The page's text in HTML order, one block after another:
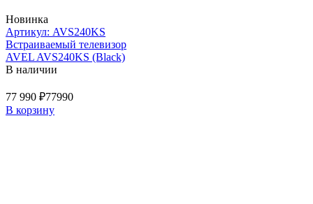
Новинка
Артикул: AVS240KS
Встраиваемый телевизор
AVEL AVS240KS (Black)
В наличии
77 990 ₽77990
В корзину